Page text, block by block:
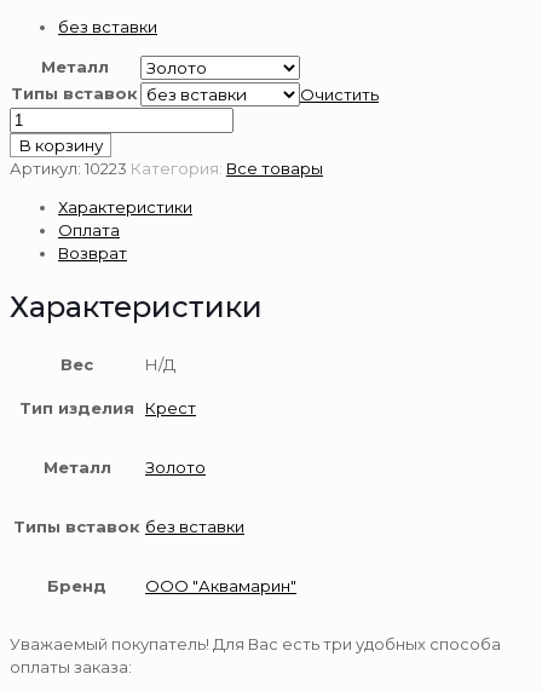
без вставки
Металл
Типы вставок
Очистить
Количество
товара
Крест
золота
пробы
В корзину
Артикул: 10223 Категория: Все товары
Характеристики
Оплата
Возврат
Характеристики
Вес Н/Д
Тип изделия Крест
Металл Золото
Типы вставок без вставки
Бренд ООО "Аквамарин"
Уважаемый покупатель! Для Вас есть три удобных способа
оплаты заказа: